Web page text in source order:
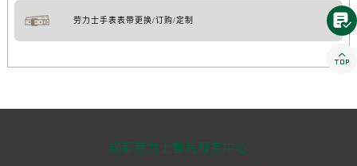
劳力士手表表带更换/订购/定制
成都劳力士售后服务中心

